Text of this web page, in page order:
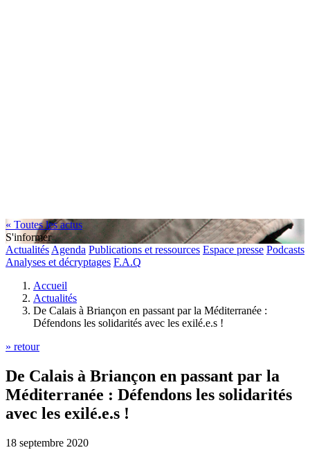
« Toutes les actus
S'informer
Actualités Agenda Publications et ressources Espace presse Podcasts
Analyses et décryptages F.A.Q
Accueil
Actualités
De Calais à Briançon en passant par la Méditerranée :
Défendons les solidarités avec les exilé.e.s !
» retour
De Calais à Briançon en passant par la
Méditerranée : Défendons les solidarités
avec les exilé.e.s !
18 septembre 2020